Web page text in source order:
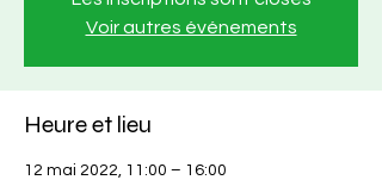
Voir autres événements
Heure et lieu
12 mai 2022, 11:00 – 16:00